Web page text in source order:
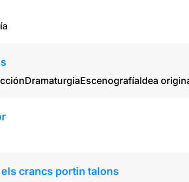
DramaturgiaEscenografíaIdea
crancs portin talons